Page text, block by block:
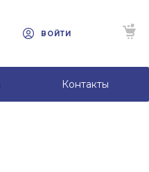
ВОЙТИ
Контакты